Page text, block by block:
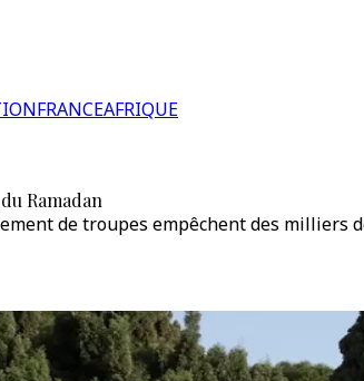
FRANCEAFRIQUE
Ramadan
de troupes empêchent des milliers